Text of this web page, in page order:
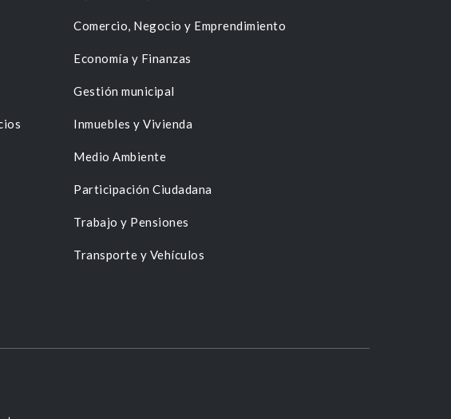
Comercio, Negocio y Emprendimiento
Economía y Finanzas
Gestión municipal
Inmuebles y Vivienda
Medio Ambiente
Participación Ciudadana
Trabajo y Pensiones
Transporte y Vehículos